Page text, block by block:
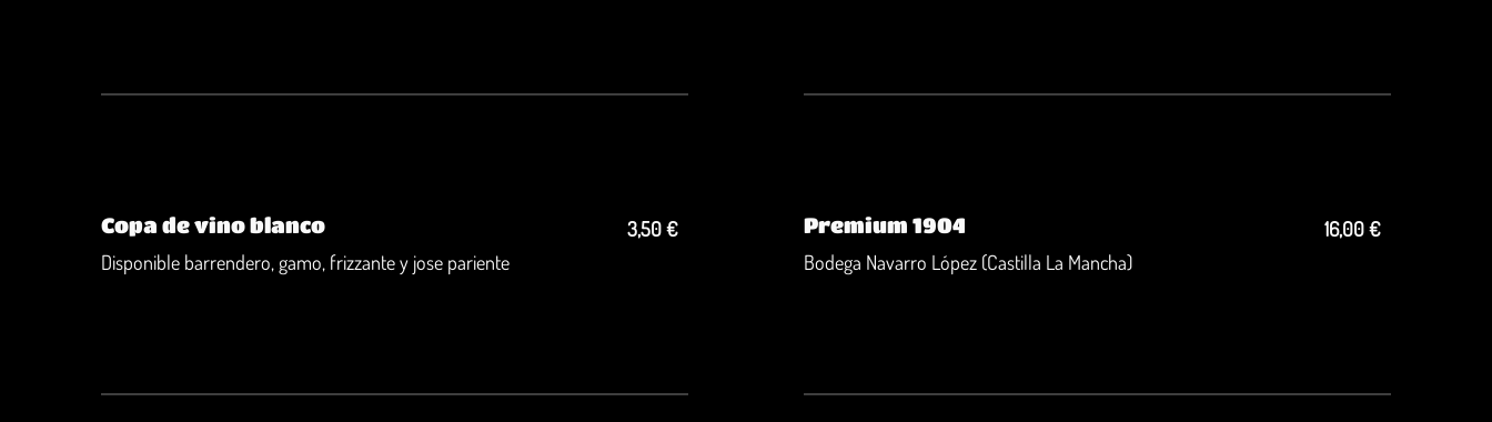
Copa de vino blanco
Disponible barrendero, gamo, frizzante y jose pariente
3,50 € Premium 1904
Bodega Navarro López (Castilla La Mancha)
16,00 €